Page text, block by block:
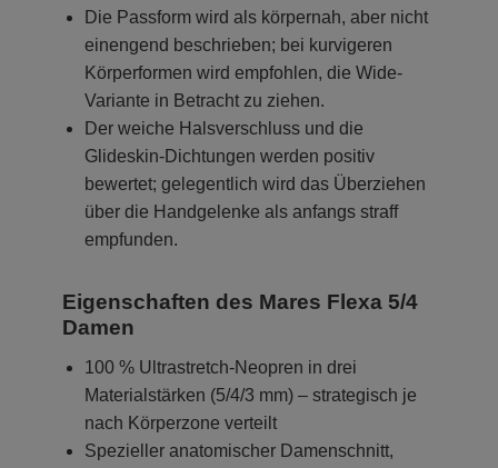
Die Passform wird als körpernah, aber nicht
einengend beschrieben; bei kurvigeren
Körperformen wird empfohlen, die Wide-
Variante in Betracht zu ziehen.
Der weiche Halsverschluss und die
Glideskin-Dichtungen werden positiv
bewertet; gelegentlich wird das Überziehen
über die Handgelenke als anfangs straff
empfunden.
Eigenschaften des Mares Flexa 5/4
Damen
100 % Ultrastretch-Neopren in drei
Materialstärken (5/4/3 mm) – strategisch je
nach Körperzone verteilt
Spezieller anatomischer Damenschnitt,